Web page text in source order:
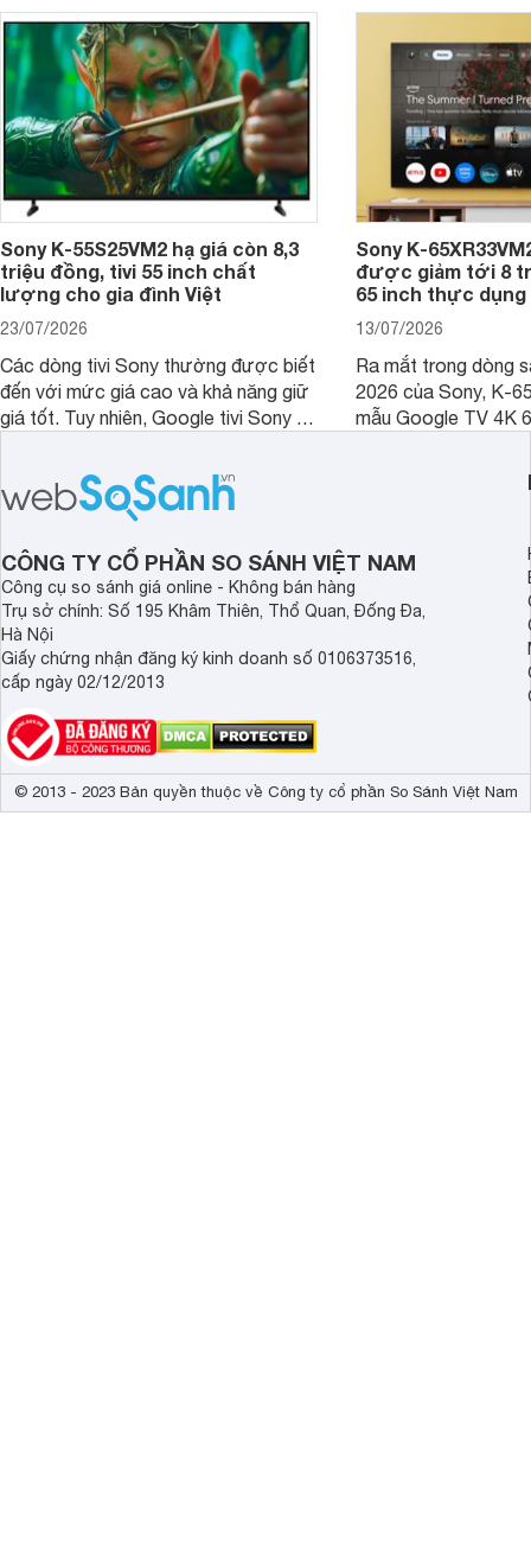
dùng cho phòng bao nhiêu m2?
Sony K-55S25VM2 hạ giá còn 8,3
triệu đồng, tivi 55 inch chất
lượng cho gia đình Việt
23/07/2026
Các dòng tivi Sony thường được biết
đến với mức giá cao và khả năng giữ
giá tốt. Tuy nhiên, Google tivi Sony 55
hợp đáng chú ý khi có mức giá dễ
tiếp cận hơn dù mới ra mắt trong năm
Sony K-
được giảm tới 8
65 inch thực
13/07/2026
Ra mắt trong dòng
2026 của Sony, K-
mẫu Google TV 4K
tảng Google TV
nghệ hỗ trợ nâng
CÔNG TY CỔ PHẦN SO SÁNH VIỆT NAM
Công cụ so sánh giá online - Không bán hàng
Trụ sở chính: Số 195 Khâm Thiên, Thổ Quan, Đống Đa,
Hà Nội
Giấy chứng nhận đăng ký kinh doanh số 0106373516,
cấp ngày 02/12/2013
© 2013 - 2023 Bản quyền thuộc về Công ty cổ phần So Sánh Việt Nam